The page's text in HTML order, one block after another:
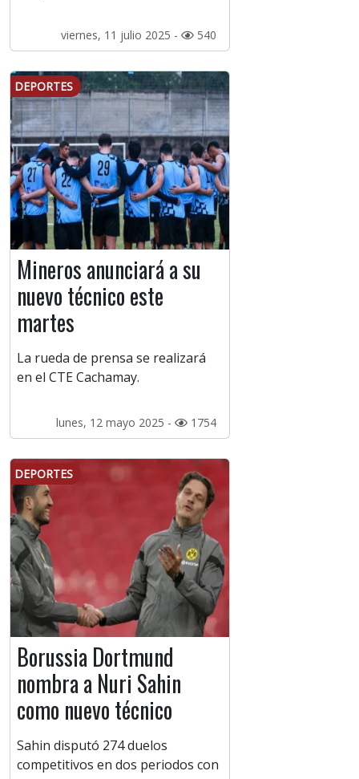
viernes, 11 julio 2025 - 540
DEPORTES
Mineros anunciará a su
nuevo técnico este
martes
La rueda de prensa se realizará
en el CTE Cachamay.
lunes, 12 mayo 2025 - 1754
DEPORTES
Borussia Dortmund
nombra a Nuri Sahin
como nuevo técnico
Sahin disputó 274 duelos
competitivos en dos periodos con